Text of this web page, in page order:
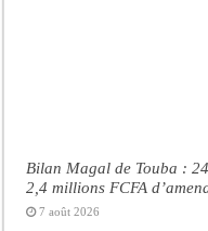
Bilan Magal de Touba :
2,4 millions FCFA
7 août 2026